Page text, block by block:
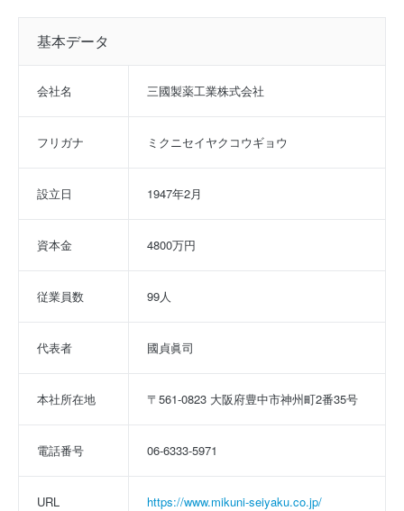
基本データ
会社名 三國製薬工業株式会社
フリガナ ミクニセイヤクコウギョウ
設立日 1947年2月
資本金 4800万円
従業員数 99人
代表者 國貞眞司
本社所在地 〒561-0823 大阪府豊中市神州町2番35号
電話番号 06-6333-5971
URL https://www.mikuni-seiyaku.co.jp/